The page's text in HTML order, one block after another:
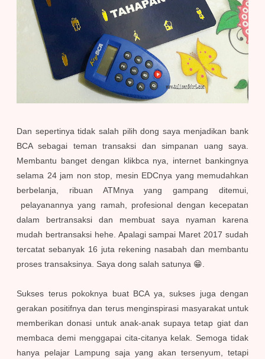
Dan sepertinya tidak salah pilih dong saya menjadikan bank
BCA sebagai teman transaksi dan simpanan uang saya.
Membantu banget dengan klikbca nya, internet bankingnya
selama 24 jam non stop, mesin EDCnya yang memudahkan
berbelanja, ribuan ATMnya yang gampang ditemui,
pelayanannya yang ramah, profesional dengan kecepatan
dalam bertransaksi dan membuat saya nyaman karena
mudah bertransaksi hehe. Apalagi sampai Maret 2017 sudah
tercatat sebanyak 16 juta rekening nasabah dan membantu
proses transaksinya. Saya dong salah satunya 😁.
Sukses terus pokoknya buat BCA ya, sukses juga dengan
gerakan positifnya dan terus menginspirasi masyarakat untuk
memberikan donasi untuk anak-anak supaya tetap giat dan
membaca demi menggapai cita-citanya kelak. Semoga tidak
hanya pelajar Lampung saja yang akan tersenyum, tetapi